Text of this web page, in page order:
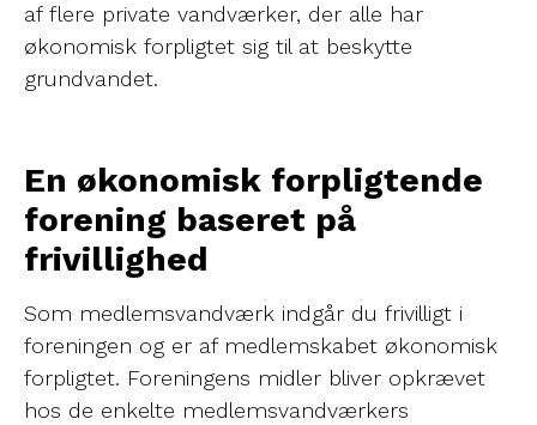
af flere private vandværker, der alle har
økonomisk forpligtet sig til at beskytte
grundvandet.
En økonomisk forpligtende
forening baseret på
frivillighed
Som medlemsvandværk indgår du frivilligt i
foreningen og er af medlemskabet økonomisk
forpligtet. Foreningens midler bliver opkrævet
hos de enkelte medlemsvandværkers